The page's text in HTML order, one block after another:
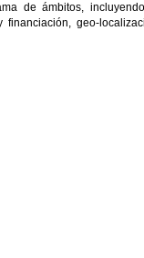
de ámbitos,
geo-